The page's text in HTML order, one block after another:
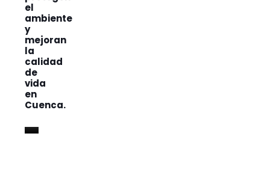
el
ambiente
y
mejoran
la
calidad
de
vida
en
Cuenca.